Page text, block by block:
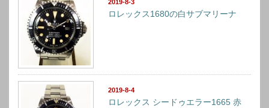
2019-8-3
ロレックス1680の白サブマリーナ
2019-8-4
ロレックス シードゥエラー1665 赤